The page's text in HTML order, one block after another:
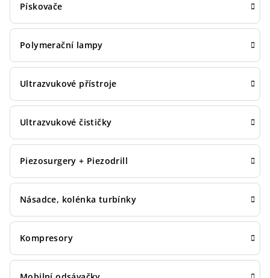
Pískovače
Polymerační lampy
Ultrazvukové přístroje
Ultrazvukové čističky
Piezosurgery + Piezodrill
Násadce, kolénka turbínky
Kompresory